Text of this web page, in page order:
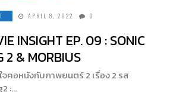
APRIL 8, 2022 0
INSIGHT EP. 09 : SONIC
2 & MORBIUS
จคอหนังกับภาพยนตร์ 2 เรื่อง 2 รส
:…